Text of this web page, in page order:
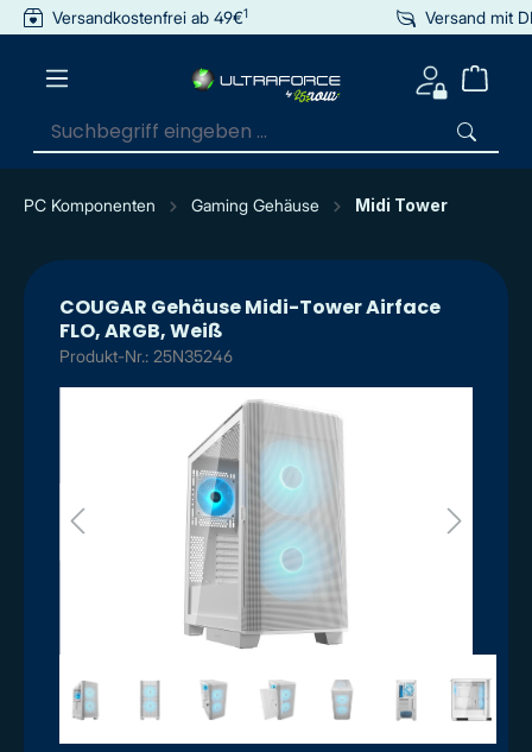
springen
Versandkostenfrei ab 49€1 Versand mit
PC Komponenten Gaming Gehäuse Midi Tower
COUGAR Gehäuse Midi-Tower Airface
FLO, ARGB, Weiß
Produkt-Nr.: 25N35246